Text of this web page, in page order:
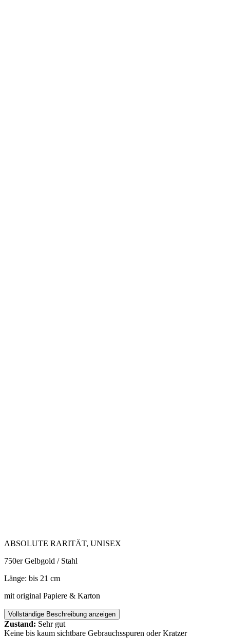
ABSOLUTE RARITÄT, UNISEX
750er Gelbgold / Stahl
Länge: bis 21 cm
mit original Papiere & Karton
Vollständige Beschreibung anzeigen
Zustand: Sehr gut
Keine bis kaum sichtbare Gebrauchsspuren oder Kratzer